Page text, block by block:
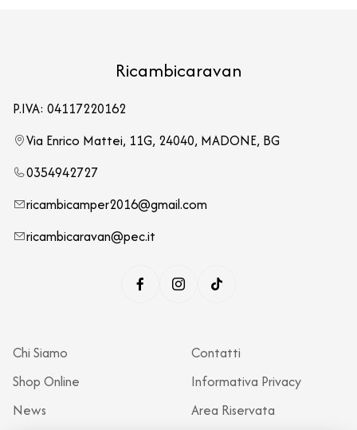
Ricambicaravan
P.IVA: 04117220162
Via Enrico Mattei, 11G, 24040, MADONE, BG
0354942727
ricambicamper2016@gmail.com
ricambicaravan@pec.it
Chi Siamo
Shop Online
News
Contatti
Informativa Privacy
Area Riservata